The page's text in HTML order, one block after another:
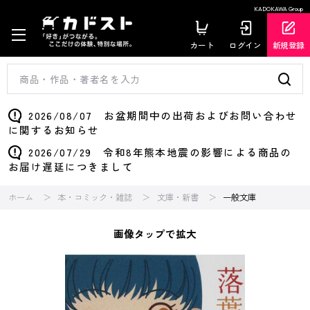
KADOKAWA Group
カート ログイン 新規登録
2026/08/07 お盆期間中の出荷およびお問い合わせ
に関するお知らせ
2026/07/29 令和8年熊本地震の影響による商品の
お届け遅延につきまして
ホーム 本・コミック・雑誌 文庫・新書 一般文庫
画像タップで拡大